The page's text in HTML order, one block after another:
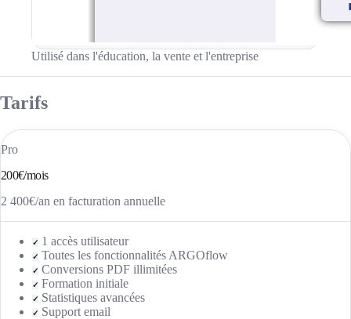
Utilisé dans l'éducation, la vente et l'entreprise
Tarifs
Pro
200€/mois
2 400€/an en facturation annuelle
✓ 1 accès utilisateur
✓ Toutes les fonctionnalités ARGOflow
✓ Conversions PDF illimitées
✓ Formation initiale
✓ Statistiques avancées
✓ Support email